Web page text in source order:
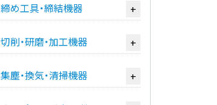
締め工具・締結機器 +
切削・研磨・加工機器 +
集塵・換気・清掃機器 +